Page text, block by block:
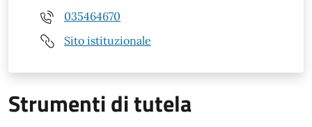
035464670
Sito istituzionale
Strumenti di tutela